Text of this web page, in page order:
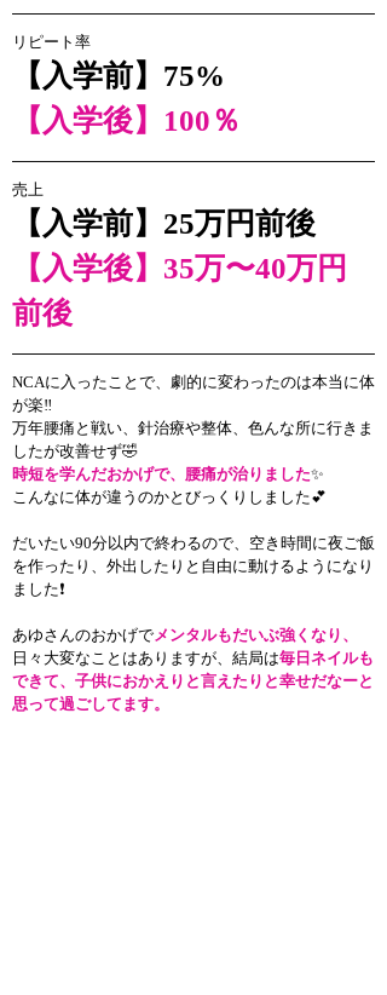
リピート率
【入学前】75%
【入学後】 100％
売上
【入学前】25万円前後
【入学後】 35万〜40万円
前後
NCAに入ったことで、劇的に変わったのは本当に体
が楽‼️
万年腰痛と戦い、針治療や整体、色んな所に行きま
したが改善せず🤣
時短を学んだおかげで、腰痛が治りました✨
こんなに体が違うのかとびっくりしました💕
だいたい90分以内で終わるので、空き時間に夜ご飯
を作ったり、外出したりと自由に動けるようになり
ました❗️
あゆさんのおかげでメンタルもだいぶ強くなり、
日々大変なことはありますが、結局は毎日ネイルも
できて、子供におかえりと言えたりと幸せだなーと
思って過ごしてます。